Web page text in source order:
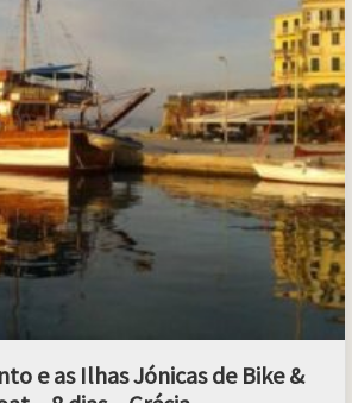
e as Ilhas Jónicas de Bike &